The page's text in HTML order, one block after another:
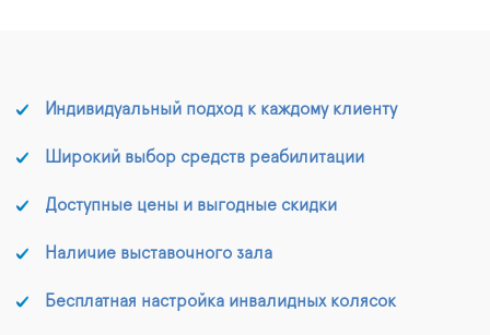
Индивидуальный подход к каждому клиенту
Широкий выбор средств реабилитации
Доступные цены и выгодные скидки
Наличие выставочного зала
Бесплатная настройка инвалидных колясок